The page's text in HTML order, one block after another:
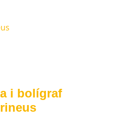
i bolígraf